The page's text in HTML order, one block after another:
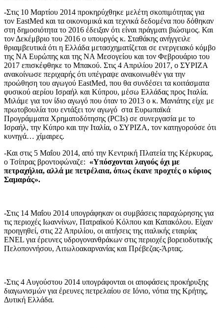
-Στις 10 Μαρτίου 2014 προκηρύχθηκε μελέτη σκοπιμότητας για
τον EastMed και τα οικονομικά και τεχνικά δεδομένα που δόθηκαν
στη δημοσιότητα το 2016 έδειξαν ότι είναι πράγματι βιώσιμος. Και
τον Δεκέμβριο του 2016 ο υπουργός κ. Σταθάκης ανήγγειλε
θριαμβευτικά ότι η Ελλάδα μετασχηματίζεται σε ενεργειακό κόμβο
της ΝΑ Ευρώπης και της ΝΑ Μεσογείου και τον Φεβρουάριο του
2017 επισκέφθηκε το Μπακού. Στις 4 Απριλίου 2017, ο ΣΥΡΙΖΑ
ανακοίνωσε περιχαρής ότι υπέγραψε ανακοινωθέν για την
προώθηση του αγωγού EastMed, που θα συνδέσει τα κοιτάσματα
φυσικού αερίου Ισραήλ και Κύπρου, μέσω Ελλάδας προς Ιταλία.
Μιλάμε για τον ίδιο αγωγό που όταν το 2013 ο κ. Μανιάτης είχε με
πρωτοβουλία του εντάξει τον αγωγό στα Ευρωπαϊκά
Προγράμματα Χρηματοδότησης (PCIs) σε συνεργασία με το
Ισραήλ, την Κύπρο και την Ιταλία, ο ΣΥΡΙΖΑ, τον κατηγορούσε ότι
κυνηγά… χίμαιρες.
-Και στις 5 Μαΐου 2014, από την Κεντρική Πλατεία της Κέρκυρας,
ο Τσίπρας βροντοφώναζε: «Υπόσχονται λαγούς όχι με
πετραχήλια, αλλά με πετρέλαια, όπως έκανε προχτές ο κύριος
Σαμαράς».
-Στις 14 Μαΐου 2014 υπογράφηκαν οι συμβάσεις παραχώρησης για
τις περιοχές Ιωαννίνων, Πατραϊκού Κόλπου και Κατακόλου. Είχαν
προηγηθεί, στις 22 Απριλίου, οι αιτήσεις της ιταλικής εταιρίας
ENEL για έρευνες υδρογονανθράκων στις περιοχές βορειοδυτικής
Πελοποννήσου, Αιτωλοακαρνανίας και Πρέβεζας-Άρτας.
-Στις 4 Αυγούστου 2014 υπογράφονται οι αποφάσεις προκήρυξης
διαγωνισμών για έρευνες πετρελαίου σε Ιόνιο, νότια της Κρήτης,
Δυτική Ελλάδα.